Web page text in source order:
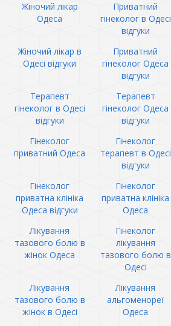
Жіночий лікар
Одеса
Приватний
гінеколог в Одесі
відгуки
Жіночий лікар в
Одесі відгуки
Приватний
гінеколог Одеса
відгуки
Терапевт
гінеколог в Одесі
відгуки
Терапевт
гінеколог Одеса
відгуки
Гінеколог
приватний Одеса
Гінеколог
терапевт в Одесі
відгуки
Гінеколог
приватна клініка
Одеса відгуки
Гінеколог
приватна клініка
Одеса
Лікування
тазового болю в
жінок Одеса
Гінеколог
лікування
тазового болю в
Одесі
Лікування
тазового болю в
жінок в Одесі
Лікування
альгоменореї
Одеса